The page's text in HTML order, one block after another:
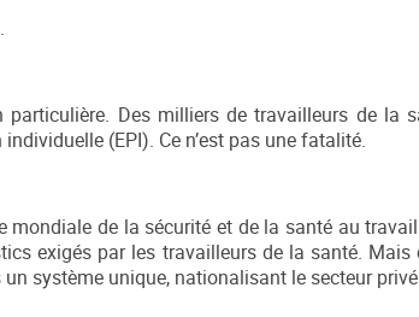
Des milliers de travailleurs de la
(EPI). Ce n’est pas une fatalité.
mondiale de la sécurité et de la santé au
exigés par les travailleurs de la santé.
système unique, nationalisant le secteur